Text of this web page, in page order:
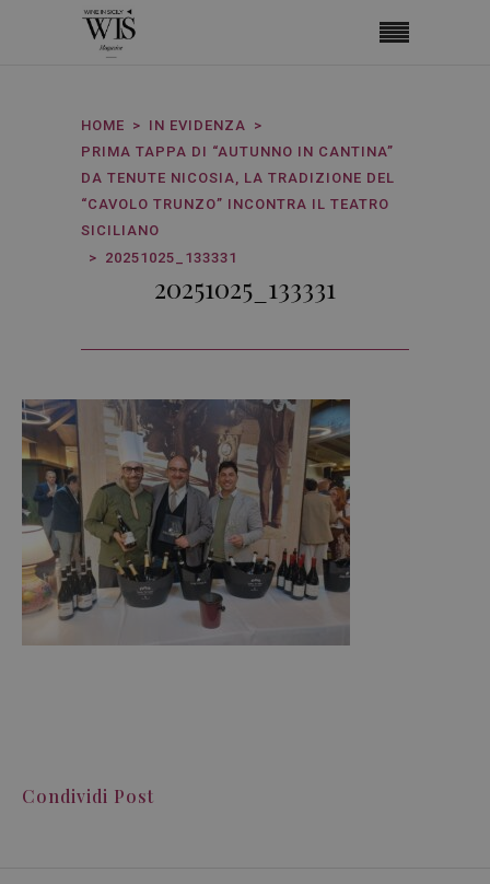
HOME
IN EVIDENZA
PRIMA TAPPA DI “AUTUNNO IN CANTINA”
DA TENUTE NICOSIA, LA TRADIZIONE DEL
“CAVOLO TRUNZO” INCONTRA IL TEATRO
SICILIANO
20251025_133331
20251025_133331
Condividi Post